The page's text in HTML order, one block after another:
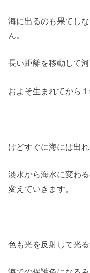
海に出るのも果てし
ん。
長い距離を移動して
およそ生まれてから
けどすぐに海には出れ
淡水から海水に変わ
変えていきます。
色も光を反射して光